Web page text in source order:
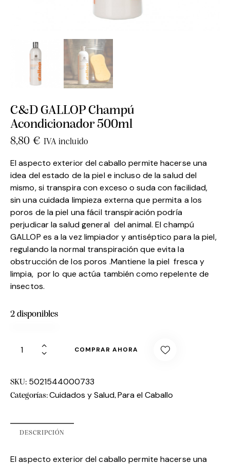
C&D GALLOP Champú
Acondicionador 500ml
8,80 € IVA incluido
El aspecto exterior del caballo permite hacerse una
idea del estado de la piel e incluso de la salud del
mismo, si transpira con exceso o suda con facilidad,
sin una cuidada limpieza externa que permita a los
poros de la piel una fácil transpiración podría
perjudicar la salud general del animal. El champú
GALLOP es a la vez limpiador y antiséptico para la piel,
regulando la normal transpiración que evita la
obstrucción de los poros .Mantiene la piel fresca y
limpia, por lo que actúa también como repelente de
insectos.
2 disponibles
COMPRAR AHORA
SKU: 5021544000733
Categorías:Cuidados y Salud, Para el Caballo
DESCRIPCIÓN
El aspecto exterior del caballo permite hacerse una